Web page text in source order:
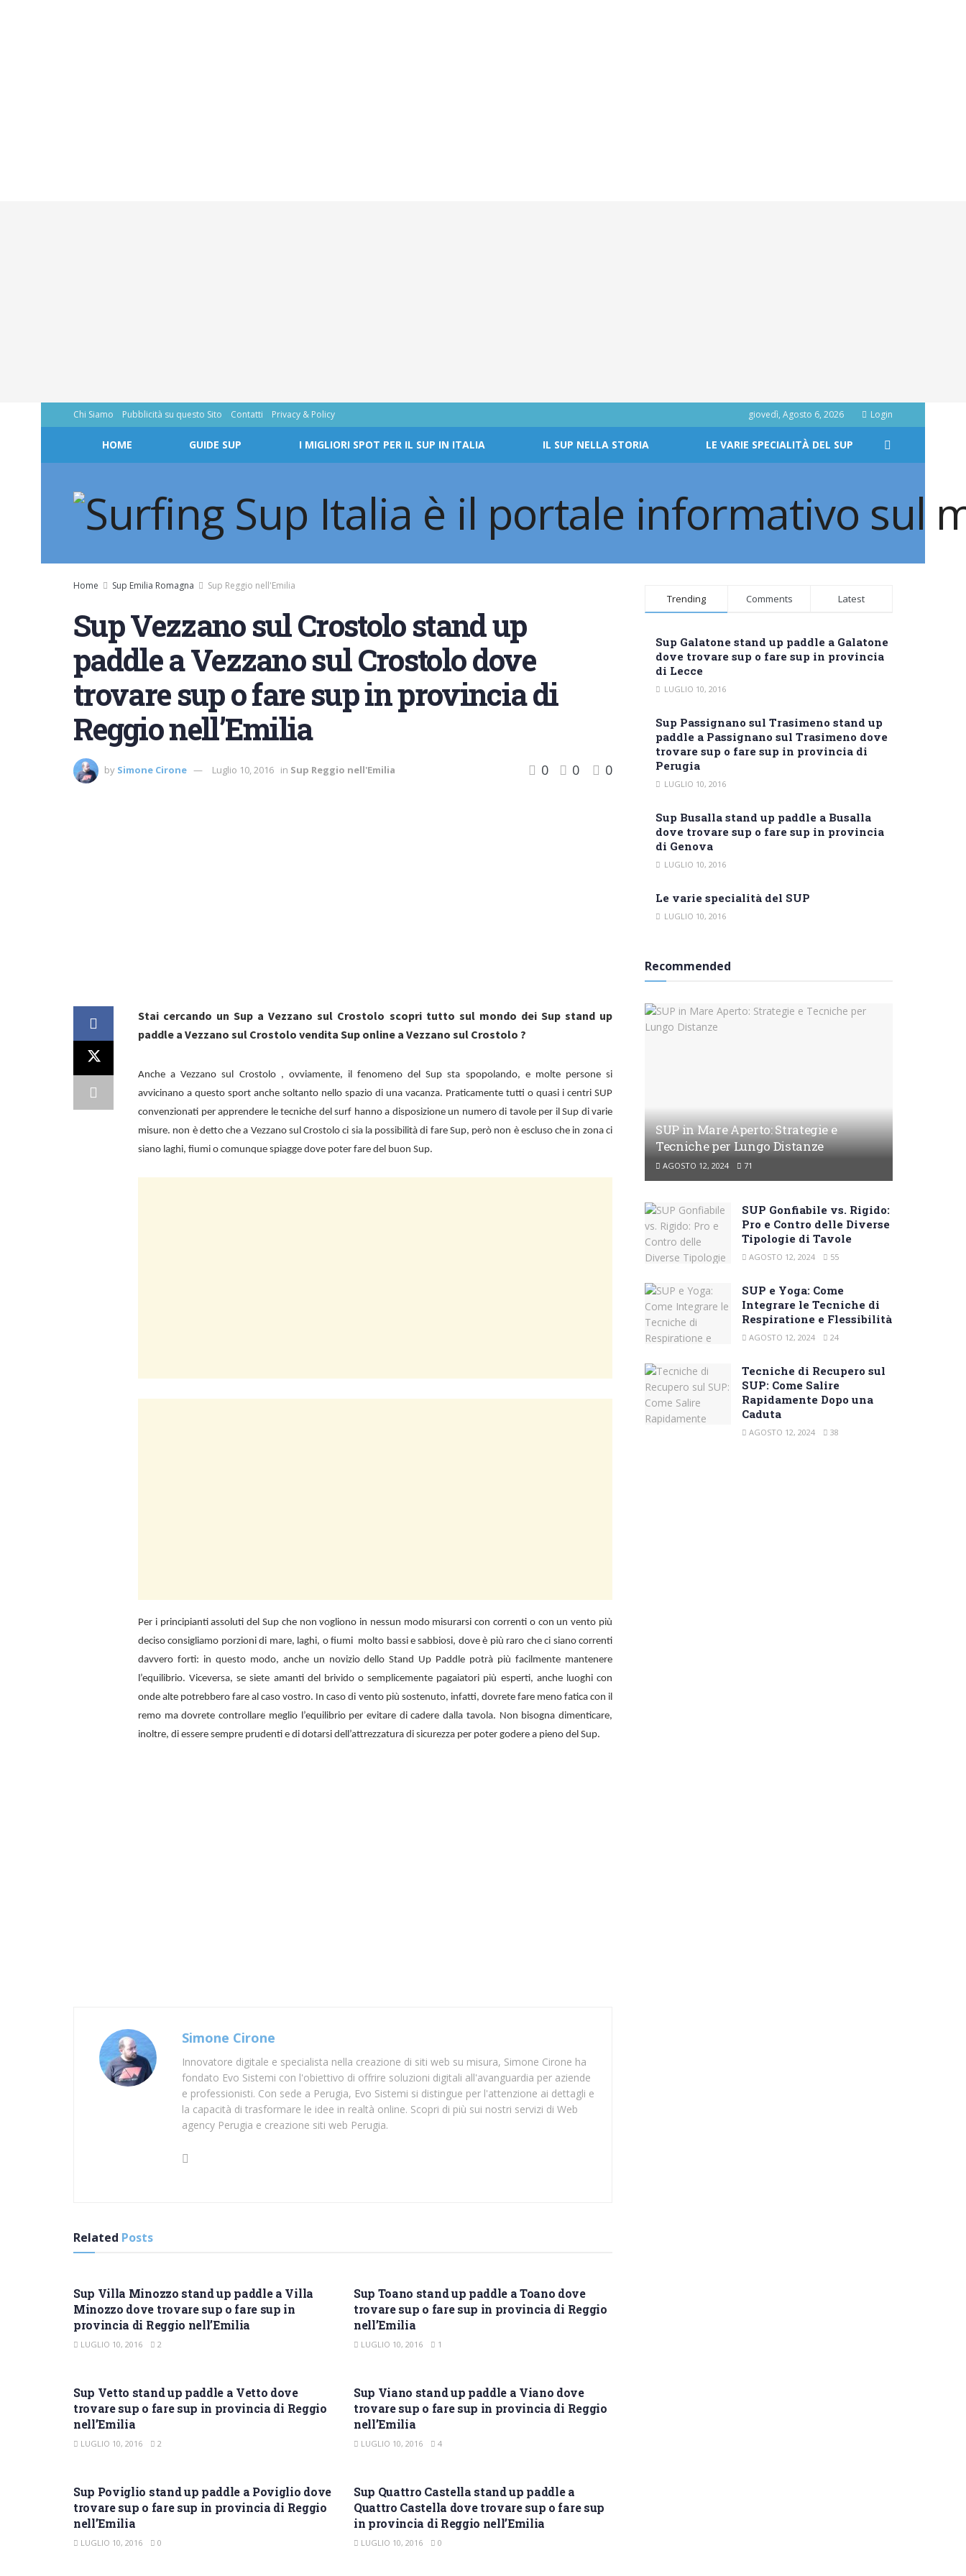
Chi Siamo Pubblicità su questo Sito Contatti Privacy & Policy giovedì, Agosto 6, 2026 Login
HOME GUIDE SUP I MIGLIORI SPOT PER IL SUP IN ITALIA IL SUP NELLA STORIA LE VARIE SPECIALITÀ DEL SUP
Home Sup Emilia Romagna Sup Reggio nell'Emilia
Sup Vezzano sul Crostolo stand up
paddle a Vezzano sul Crostolo dove
trovare sup o fare sup in provincia di
Reggio nell’Emilia
by Simone Cirone Luglio 10, 2016 in Sup Reggio nell'Emilia 0 0 0
Stai cercando un Sup a Vezzano sul Crostolo scopri tutto sul mondo dei Sup stand up
paddle a Vezzano sul Crostolo vendita Sup online a Vezzano sul Crostolo ?
Anche aVezzano sul Crostolo , ovviamente, il fenomeno del Sup sta spopolando, e molte persone si
avvicinano a questo sport anche soltanto nello spazio di una vacanza. Praticamente tutti o quasi i centri SUP
convenzionati per apprendere le tecniche del surf hanno a disposizione un numero di tavole per il Sup di varie
misure. non è detto che a Vezzano sul Crostolo ci sia la possibilità di fare Sup, però non è escluso che in zona ci
siano laghi, fiumi o comunque spiagge dove poter fare del buon Sup.
Per i principianti assoluti del Sup che non vogliono in nessun modo misurarsi con correnti o con un vento più
deciso consigliamo porzioni di mare, laghi, o fiumi molto bassi e sabbiosi, dove è più raro che ci siano correnti
davvero forti: in questo modo, anche un novizio delloStand Up Paddle potrà più facilmente mantenere
l’equilibrio. Viceversa, se siete amanti del brivido o semplicemente pagaiatori più esperti, anche luoghi con
onde alte potrebbero fare al caso vostro. In caso di vento più sostenuto, infatti, dovrete fare meno fatica con il
remo ma dovrete controllare meglio l’equilibrio per evitare di cadere dalla tavola. Non bisogna dimenticare,
inoltre, di essere sempre prudenti e di dotarsi dell’attrezzatura di sicurezza per poter godere a pieno del Sup.
Simone Cirone
Innovatore digitale e specialista nella creazione di siti web su misura, Simone Cirone ha
fondato Evo Sistemi con l'obiettivo di offrire soluzioni digitali all'avanguardia per aziende
e professionisti. Con sede a Perugia, Evo Sistemi si distingue per l'attenzione ai dettagli e
la capacità di trasformare le idee in realtà online. Scopri di più sui nostri servizi di Web
agency Perugia e creazione siti web Perugia.
Related Posts
Sup Villa Minozzo stand up paddle a Villa
Minozzo dove trovare sup o fare sup in
provincia di Reggio nell’Emilia
LUGLIO 10, 2016 2
Sup Toano stand up paddle a Toano dove
trovare sup o fare sup in provincia di Reggio
nell’Emilia
LUGLIO 10, 2016 1
Sup Vetto stand up paddle a Vetto dove
trovare sup o fare sup in provincia di Reggio
nell’Emilia
LUGLIO 10, 2016 2
Sup Viano stand up paddle a Viano dove
trovare sup o fare sup in provincia di Reggio
nell’Emilia
LUGLIO 10, 2016 4
Sup Poviglio stand up paddle a Poviglio dove
trovare sup o fare sup in provincia di Reggio
nell’Emilia
LUGLIO 10, 2016 0
Sup Quattro Castella stand up paddle a
Quattro Castella dove trovare sup o fare sup
in provincia di Reggio nell’Emilia
LUGLIO 10, 2016 0
Trending Comments Latest
Sup Galatone stand up paddle a Galatone
dove trovare sup o fare sup in provincia
di Lecce
LUGLIO 10, 2016
Sup Passignano sul Trasimeno stand up
paddle a Passignano sul Trasimeno dove
trovare sup o fare sup in provincia di
Perugia
LUGLIO 10, 2016
Sup Busalla stand up paddle a Busalla
dove trovare sup o fare sup in provincia
di Genova
LUGLIO 10, 2016
Le varie specialità del SUP
LUGLIO 10, 2016
Recommended
SUP in Mare Aperto: Strategie e
Tecniche per Lungo Distanze
AGOSTO 12, 2024 71
SUP Gonfiabile vs. Rigido:
Pro e Contro delle Diverse
Tipologie di Tavole
AGOSTO 12, 2024 55
SUP e Yoga: Come
Integrare le Tecniche di
Respiratione e Flessibilità
AGOSTO 12, 2024 24
Tecniche di Recupero sul
SUP: Come Salire
Rapidamente Dopo una
Caduta
AGOSTO 12, 2024 38